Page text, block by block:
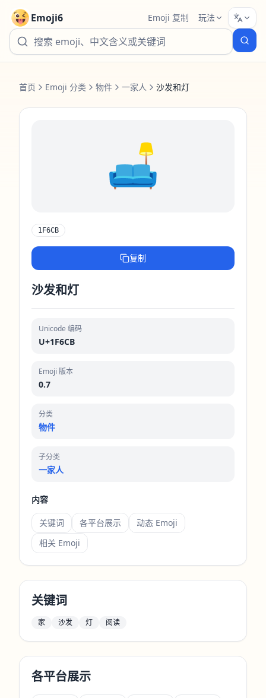
Emoji6 Emoji 复制 玩法
首页 Emoji 分类 物件 一家人 沙发和灯
🛋️
1F6CB
复制
沙发和灯
Unicode 编码
U+1F6CB
Emoji 版本
0.7
分类
物件
子分类
一家人
内容
关键词 各平台展示
动态 Emoji
相关 Emoji
关键词
家 沙发 灯 阅读
各平台展示